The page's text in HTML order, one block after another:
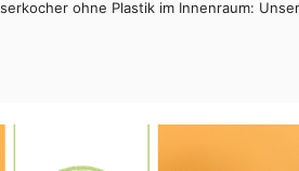
ohne Plastik im Innenraum: